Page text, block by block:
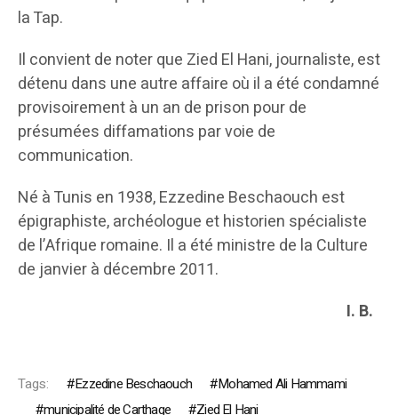
la Tap.
Il convient de noter que Zied El Hani, journaliste, est
détenu dans une autre affaire où il a été condamné
provisoirement à un an de prison pour de
présumées diffamations par voie de
communication.
Né à Tunis en 1938, Ezzedine Beschaouch est
épigraphiste, archéologue et historien spécialiste
de l’Afrique romaine. Il a été ministre de la Culture
de janvier à décembre 2011.
I. B.
Tags: Ezzedine Beschaouch
Mohamed Ali Hammami
municipalité de Carthage
Zied El Hani